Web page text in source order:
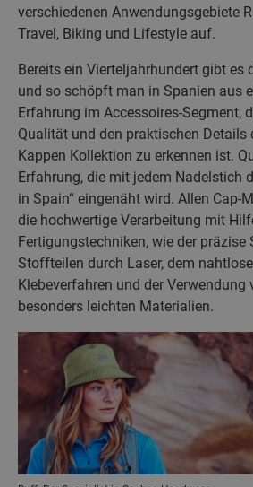
verschiedenen Anwendungsgebiete
Travel, Biking und Lifestyle auf.
Bereits ein Vierteljahrhundert gibt es
und so schöpft man in Spanien aus
Erfahrung im Accessoires-Segment,
Qualität und den praktischen Details
Kappen Kollektion zu erkennen ist.
Erfahrung, die mit jedem Nadelstich
in Spain“ eingenäht wird. Allen Cap-
die hochwertige Verarbeitung mit
Fertigungstechniken, wie der präzise
Stoffteilen durch Laser, dem
Klebeverfahren und der
besonders leichten Materialien.